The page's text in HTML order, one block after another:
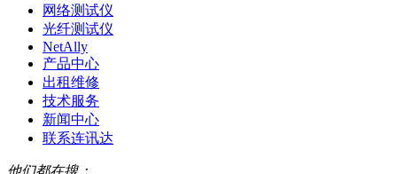
网络测试仪
光纤测试仪
NetAlly
产品中心
出租维修
技术服务
新闻中心
联系连讯达
他们都在搜：